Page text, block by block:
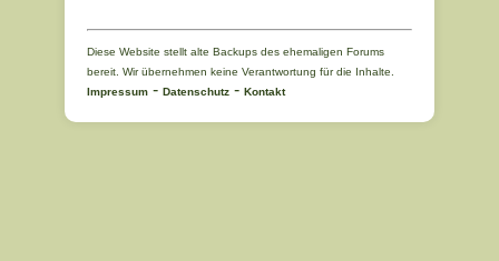
Diese Website stellt alte Backups des ehemaligen Forums
bereit. Wir übernehmen keine Verantwortung für die Inhalte.
Impressum - Datenschutz - Kontakt